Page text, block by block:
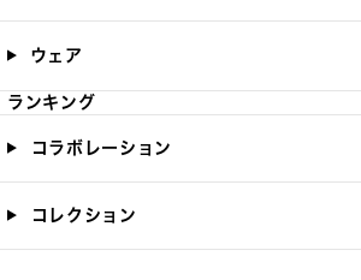
ウェア
ランキング
コラボレーション
コレクション